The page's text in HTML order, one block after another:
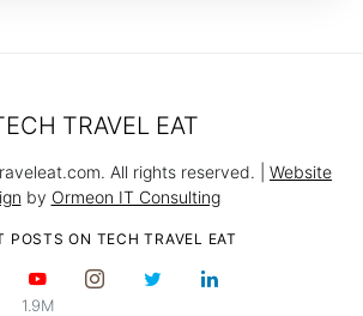
POSTS ON TECH TRAVEL EAT
1.9M
TRAVEL EAT
All rights reserved. | Website
by Ormeon IT Consulting